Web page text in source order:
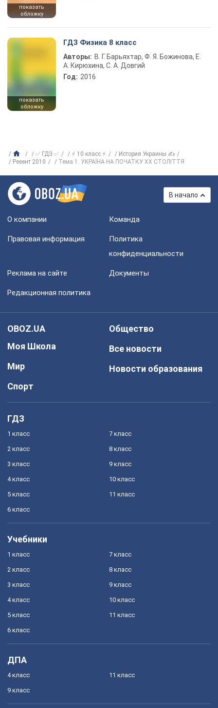
показать
обложку
показать
обложку
ГДЗ Физика 8 класс
Авторы: В. Г. Барьяхтар, Ф. Я. Божинова, Е.
А. Кирюхина, С. А. Довгий
Год: 2016
✅ ГДЗ ✅ ⚡ 10 класс ⚡
История Украины ✍
Рееент 2010
Тема 1. УКРАЇНА НА ПОЧАТКУ XX СТОЛІТТЯ
В начало
О компании Команда
Правовая информация
Политика
конфиденциальности
Реклама на сайте Документы
Редакционная политика
OBOZ.UA
Моя Школа
Мир
Спорт
Общество
Все новости
Новости образования
ГДЗ
1 класс
2 класс
3 класс
4 класс
5 класс
6 класс
7 класс
8 класс
9 класс
10 класс
11 класс
Учебники
1 класс
2 класс
3 класс
4 класс
5 класс
6 класс
7 класс
8 класс
9 класс
10 класс
11 класс
ДПА
4 класс
9 класс
11 класс